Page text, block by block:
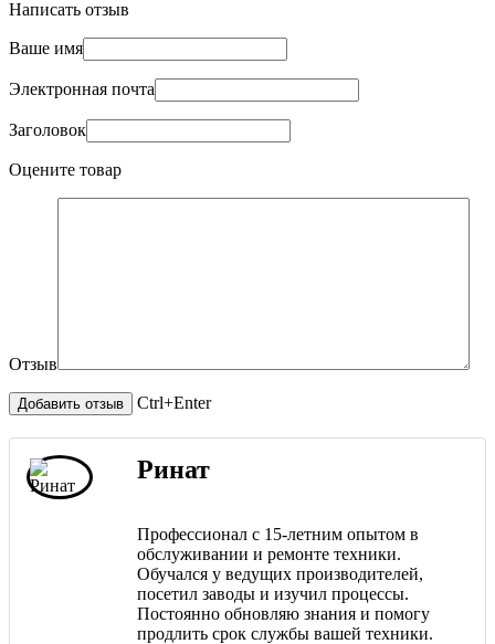
Написать отзыв
Ваше имя
Электронная почта
Заголовок
Оцените товар
Отзыв
Ctrl+Enter
Ринат
Профессионал с 15-летним опытом в
обслуживании и ремонте техники.
Обучался у ведущих производителей,
посетил заводы и изучил процессы.
Постоянно обновляю знания и помогу
продлить срок службы вашей техники.